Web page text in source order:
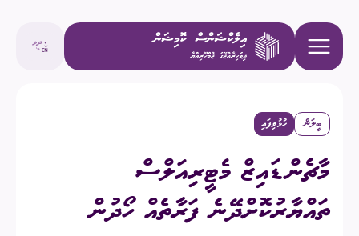
ބީލަން ހުޅުވިފައި
މާޗެންޑައިޒް މެޓީރިއަލްސް
ތައްޔާރުކޮށްދޭނެ ފަރާތެއް ހޯދުން